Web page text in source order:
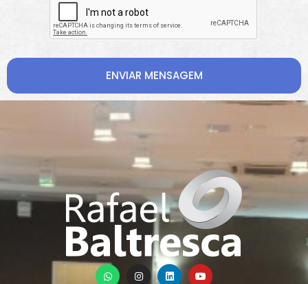
ENVIAR MENSAGEM